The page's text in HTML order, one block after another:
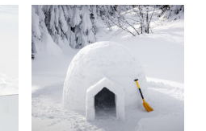
Die
Optionen
können
der
Produktseite
auf.
können